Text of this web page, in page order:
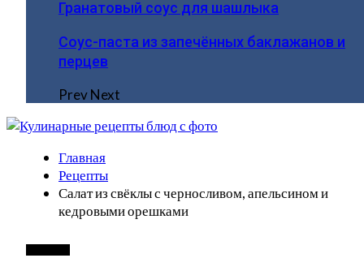
Гранатовый соус для шашлыка
Соус-паста из запечённых баклажанов и
перцев
PrevNext
Главная
Рецепты
Салат из свёклы с черносливом, апельсином и
кедровыми орешками